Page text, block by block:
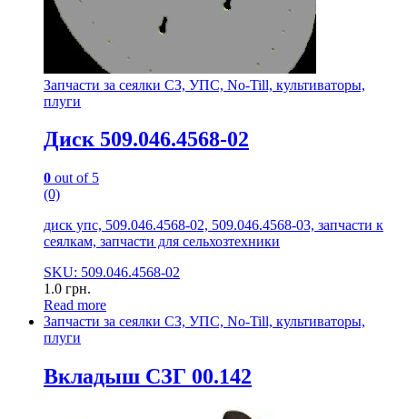
Запчасти за сеялки СЗ, УПС, No-Till, культиваторы,
плуги
Диск 509.046.4568-02
0 out of 5
(0)
диск упс, 509.046.4568-02, 509.046.4568-03, запчасти к
сеялкам, запчасти для сельхозтехники
SKU: 509.046.4568-02
1.0 грн.
Read more
Запчасти за сеялки СЗ, УПС, No-Till, культиваторы,
плуги
Вкладыш СЗГ 00.142